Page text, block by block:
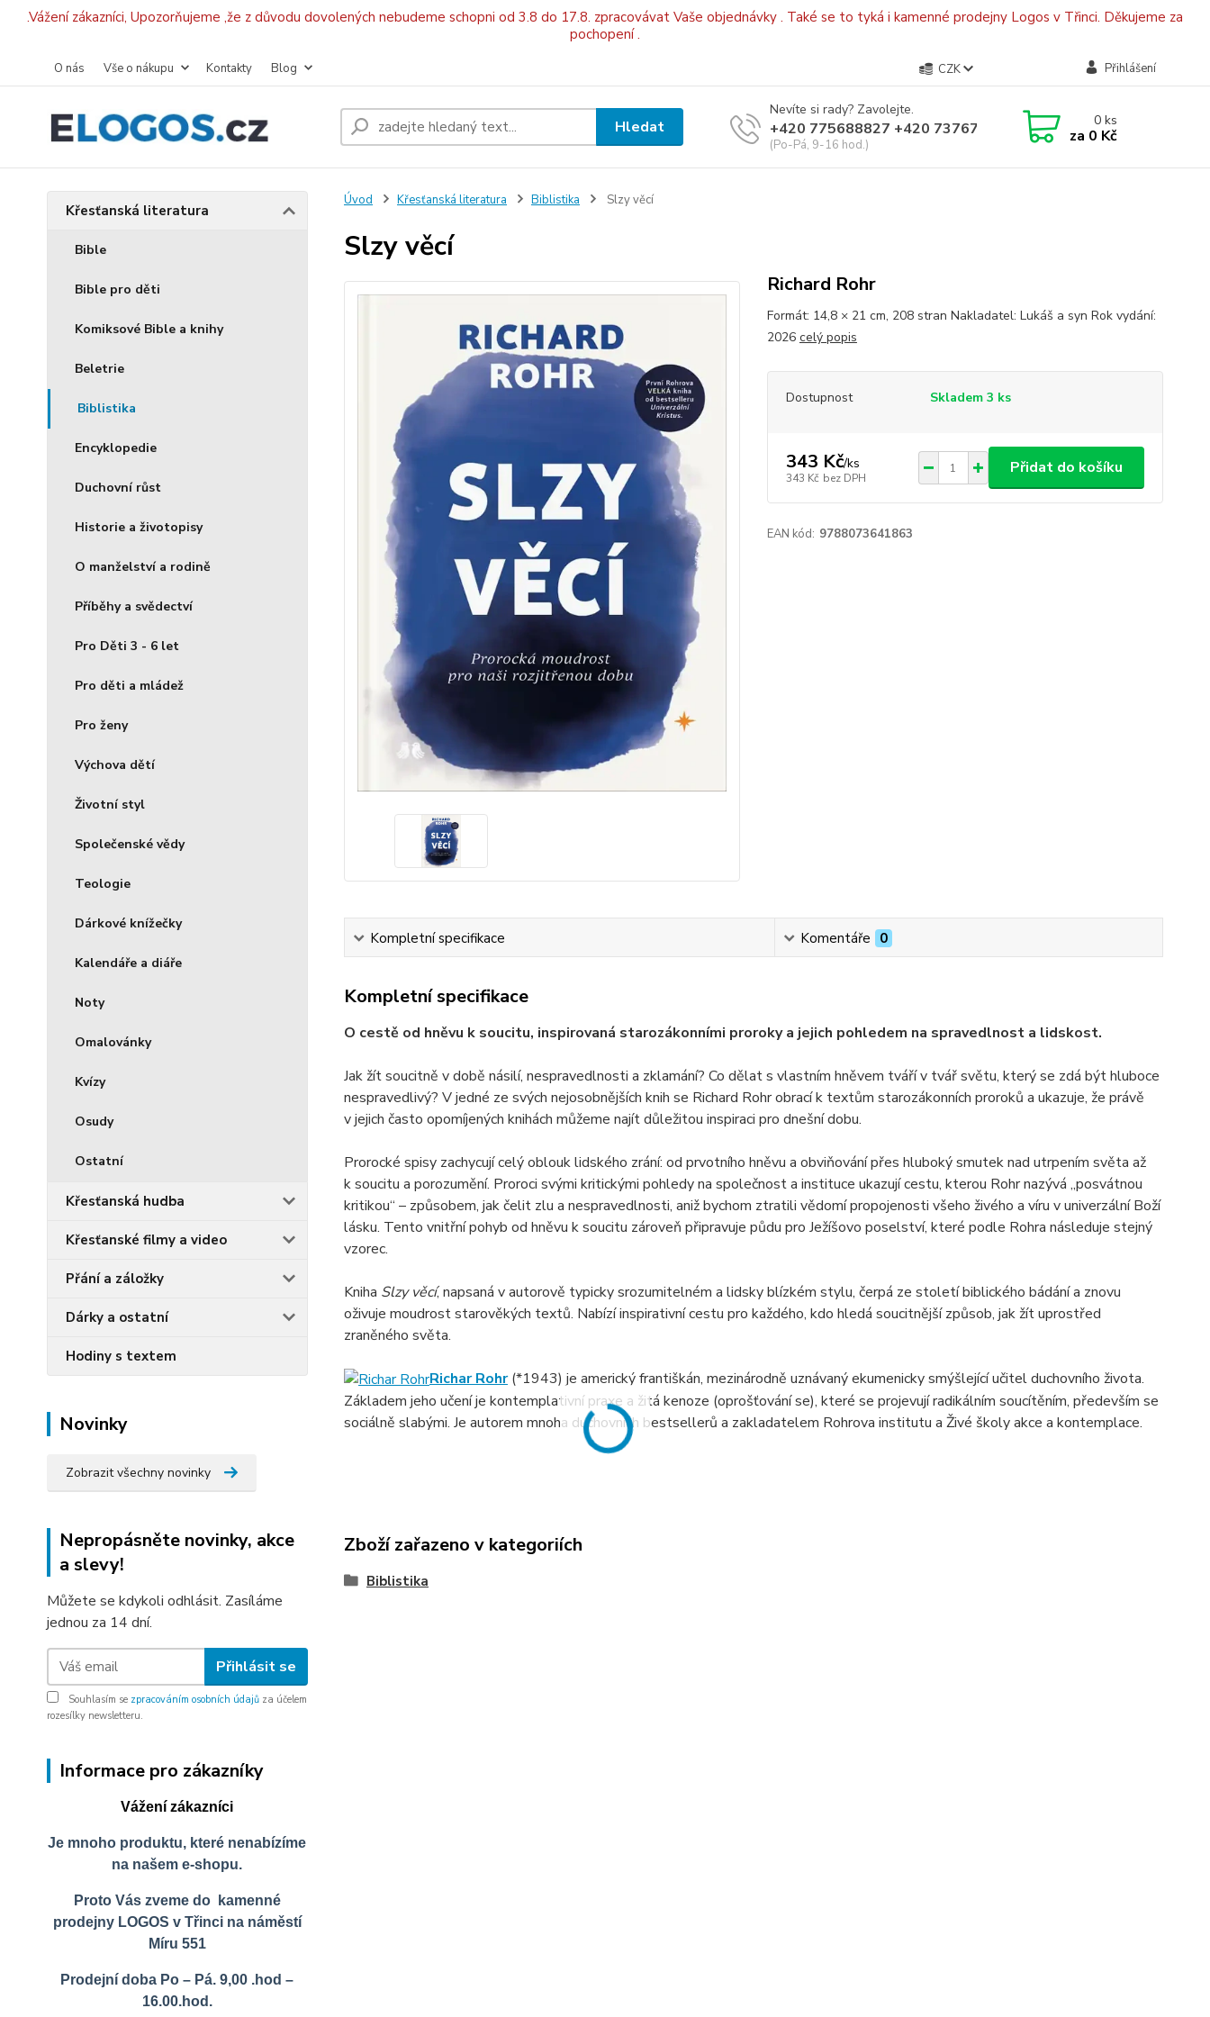
.Vážení zákazníci, Upozorňujeme ,že z důvodu dovolených nebudeme schopni od 3.8 do 17.8. zpracovávat Vaše objednávky . Také se to tyká i kamenné prodejny Logos v Třinci. Děkujeme za
pochopení .
O nás Vše o nákupu Kontakty Blog CZK Přihlášení
Hledat
Nevíte si rady? Zavolejte.
+420 775688827 +420 737670415
(Po-Pá, 9-16 hod.)
0ks
za 0 Kč
Křesťanská literatura
Bible
Bible pro děti
Komiksové Bible a knihy
Beletrie
Biblistika
Encyklopedie
Duchovní růst
Historie a životopisy
O manželství a rodině
Příběhy a svědectví
Pro Děti 3 - 6 let
Pro děti a mládež
Pro ženy
Výchova dětí
Životní styl
Společenské vědy
Teologie
Dárkové knížečky
Kalendáře a diáře
Noty
Omalovánky
Kvízy
Osudy
Ostatní
Křesťanská hudba
Křesťanské filmy a video
Přání a záložky
Dárky a ostatní
Hodiny s textem
Novinky
Zobrazit všechny novinky
Nepropásněte novinky, akce
a slevy!
Můžete se kdykoli odhlásit. Zasíláme
jednou za 14 dní.
Přihlásit se
Souhlasím se zpracováním osobních údajů za účelem
rozesílky newsletteru.
Informace pro zákazníky
Vážení zákazníci
Je mnoho produktu, které nenabízíme
na našem e-shopu.
Proto Vás zveme do kamenné
prodejny LOGOS v Třinci na náměstí
Míru 551
Prodejní doba Po – Pá. 9,00 .hod –
16.00.hod.
Úvod Křesťanská literatura Biblistika Slzy věcí
Slzy věcí
Richard Rohr
Formát: 14,8 × 21 cm, 208 stran Nakladatel: Lukáš a syn Rok vydání:
2026 celý popis
Dostupnost Skladem 3 ks
343 Kč/ks
343 Kč bez DPH
Přidat do košíku
EAN kód: 9788073641863
Kompletní specifikace Komentáře 0
Kompletní specifikace
O cestě od hněvu k soucitu, inspirovaná starozákonními proroky a jejich pohledem na spravedlnost a lidskost.
Jak žít soucitně v době násilí, nespravedlnosti a zklamání? Co dělat s vlastním hněvem tváří v tvář světu, který se zdá být hluboce
nespravedlivý? V jedné ze svých nejosobnějších knih se Richard Rohr obrací k textům starozákonních proroků a ukazuje, že právě
v jejich často opomíjených knihách můžeme najít důležitou inspiraci pro dnešní dobu.
Prorocké spisy zachycují celý oblouk lidského zrání: od prvotního hněvu a obviňování přes hluboký smutek nad utrpením světa až
k soucitu a porozumění. Proroci svými kritickými pohledy na společnost a instituce ukazují cestu, kterou Rohr nazývá „posvátnou
kritikou“ – způsobem, jak čelit zlu a nespravedlnosti, aniž bychom ztratili vědomí propojenosti všeho živého a víru v univerzální Boží
lásku. Tento vnitřní pohyb od hněvu k soucitu zároveň připravuje půdu pro Ježíšovo poselství, které podle Rohra následuje stejný
vzorec.
Kniha Slzy věcí, napsaná v autorově typicky srozumitelném a lidsky blízkém stylu, čerpá ze století biblického bádání a znovu
oživuje moudrost starověkých textů. Nabízí inspirativní cestu pro každého, kdo hledá soucitnější způsob, jak žít uprostřed
zraněného světa.
Richar Rohr(*1943) je americký františkán, mezinárodně uznávaný ekumenicky smýšlející učitel duchovního života.
Základem jeho učení je kontemplativní praxe a žitá kenoze (oprošťování se), které se projevují radikálním soucítěním, především se
sociálně slabými. Je autorem mnoha duchovních bestsellerů a zakladatelem Rohrova institutu a Živé školy akce a kontemplace.
Zboží zařazeno v kategoriích
Biblistika